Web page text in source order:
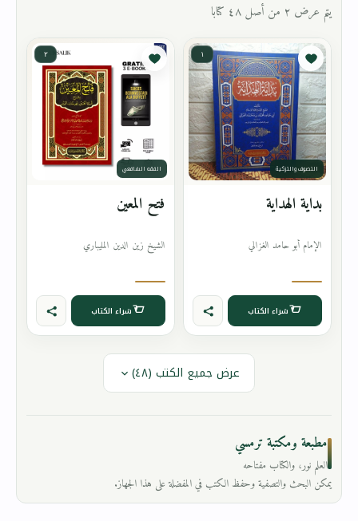
يتم عرض ٢ من أصل ٤٨ كتابا
١
التصوف والتزكية
بداية الهداية
الإمام أبو حامد الغزالي
شراء الكتاب
٢
الفقه الشافعي
فتح المعين
الشيخ زين الدين المليباري
شراء الكتاب
عرض جميع الكتب (٤٨)
مطبعة ومكتبة ترمسي
العلم نور، والكتاب مفتاحه
يمكن البحث والتصفية وحفظ الكتب في المفضلة على هذا الجهاز.